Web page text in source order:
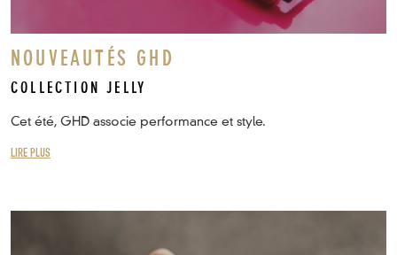
NOUVEAUTÉS GHD
COLLECTION JELLY
Cet été, GHD associe performance et style.
LIRE PLUS